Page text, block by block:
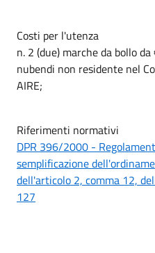
Costi per l'utenza
n. 2 (due) marche da bollo
nubendi non residente nel
AIRE;
Riferimenti normativi
DPR 396/2000 -
semplificazione
dell'articolo 2, comma 12,
127